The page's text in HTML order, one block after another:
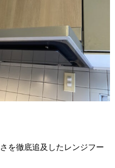
を徹底追及したレンジフー